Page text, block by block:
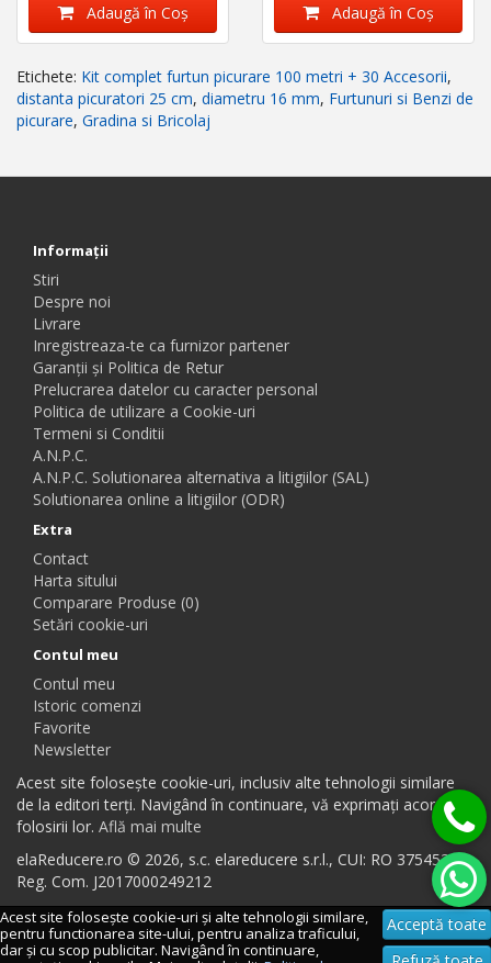
Adaugă în Coş Adaugă în Coş
Etichete: Kit complet furtun picurare 100 metri + 30 Accesorii,
distanta picuratori 25 cm, diametru 16 mm, Furtunuri si Benzi de
picurare, Gradina si Bricolaj
Informaţii
Stiri
Despre noi
Livrare
Inregistreaza-te ca furnizor partener
Garanții și Politica de Retur
Prelucrarea datelor cu caracter personal
Politica de utilizare a Cookie-uri
Termeni si Conditii
A.N.P.C.
A.N.P.C. Solutionarea alternativa a litigiilor (SAL)
Solutionarea online a litigiilor (ODR)
Extra
Contact
Harta sitului
Comparare Produse (0)
Setări cookie-uri
Contul meu
Contul meu
Istoric comenzi
Favorite
Newsletter
Acest site folosește cookie-uri, inclusiv alte tehnologii similare
de la editori terți. Navigând în continuare, vă exprimați acordul
folosirii lor. Află mai multe
elaReducere.ro © 2026, s.c. elareducere s.r.l., CUI: RO 37545384,
Reg. Com. J2017000249212
Acest site folosește cookie-uri și alte tehnologii similare,
pentru functionarea site-ului, pentru analiza traficului,
dar și cu scop publicitar. Navigând în continuare,
Acceptă toate